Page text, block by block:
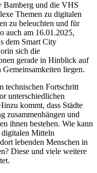
Bamberg und die VHS
Themen zu digitalen
zu beleuchten und für
auch am 16.01.2025,
dem Smart City
sich die
gerade in Hinblick auf
liegen.
technischen Fortschritt
unterschiedlichen
kommt, dass Städte
zusammenhängen und
ihnen bestehen. Wie kann
digitalen Mitteln
lebenden Menschen in
Diese und viele weitere